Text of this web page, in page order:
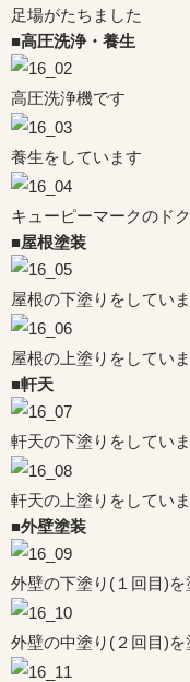
足場がたちました
■高圧洗浄・養生
高圧洗浄機です
養生をしています
キューピーマークのド
■屋根塗装
屋根の下塗りをしてい
屋根の上塗りをしてい
■軒天
軒天の下塗りをしてい
軒天の上塗りをしてい
■外壁塗装
外壁の下塗り(１回目)を
外壁の中塗り(２回目)を